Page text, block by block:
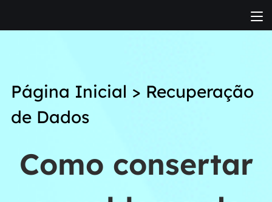
Página Inicial > Recuperação
de Dados
Como consertar